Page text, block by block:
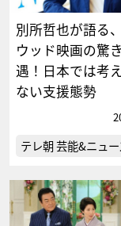
別所哲也が語る
ウッド映画の驚
遇！日本では考
ない支援態勢
テレ朝 芸能&ニュー